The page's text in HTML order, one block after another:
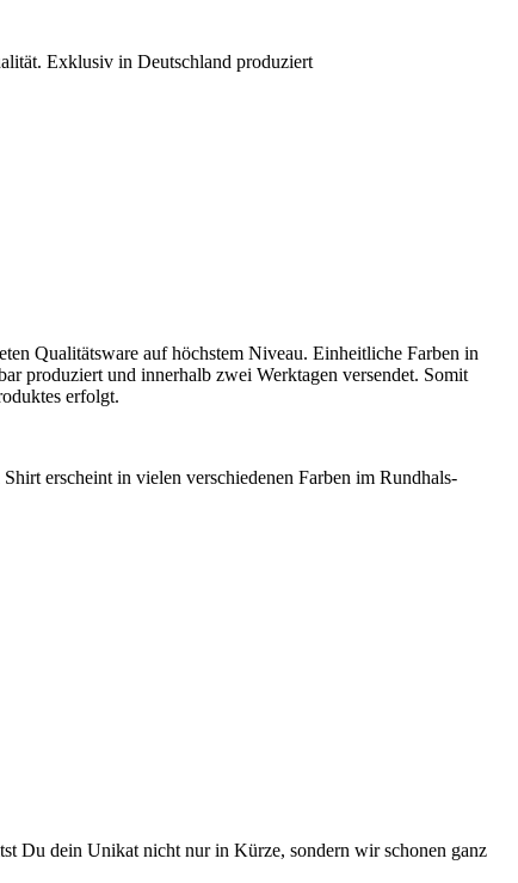
Exklusiv in Deutschland produziert
Qualitätsware auf höchstem Niveau. Einheitliche Farben in
produziert und innerhalb zwei Werktagen versendet. Somit
erfolgt.
Shirt erscheint in vielen verschiedenen Farben im Rundhals-
Du dein Unikat nicht nur in Kürze, sondern wir schonen ganz